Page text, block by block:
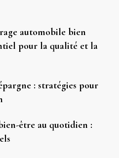
automobile bien
pour la qualité et la
: stratégies pour
être au quotidien :